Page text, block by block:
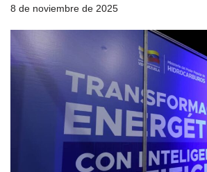
8 de noviembre de 2025